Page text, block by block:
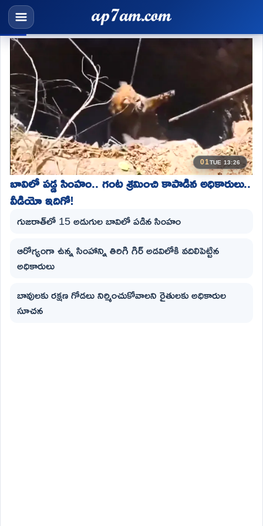
01TUE 13:26
బావిలో పడ్డ సింహం.. గంట శ్రమించి కాపాడిన అధికారులు..
వీడియో ఇదిగో!
గుజరాత్‌లో 15 అడుగుల బావిలో పడిన సింహం
ఆరోగ్యంగా ఉన్న సింహాన్ని తిరిగి గిర్ అడవిలోకి వదిలిపెట్టిన
అధికారులు
బావులకు రక్షణ గోడలు నిర్మించుకోవాలని రైతులకు అధికారుల
సూచన